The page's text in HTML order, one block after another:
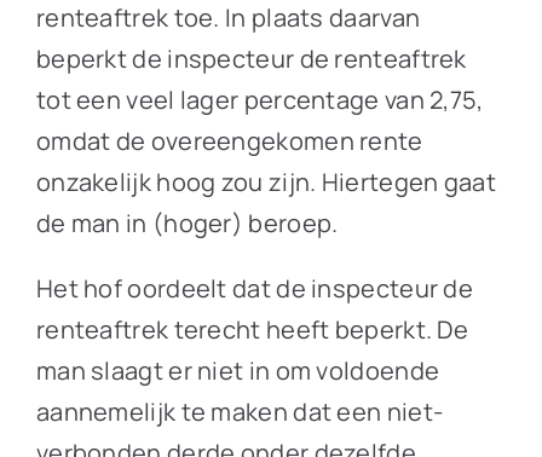
renteaftrek toe. In plaats daarvan
beperkt de inspecteur de renteaftrek
tot een veel lager percentage van 2,75,
omdat de overeengekomen rente
onzakelijk hoog zou zijn. Hiertegen gaat
de man in (hoger) beroep.
Het hof oordeelt dat de inspecteur de
renteaftrek terecht heeft beperkt. De
man slaagt er niet in om voldoende
aannemelijk te maken dat een niet-